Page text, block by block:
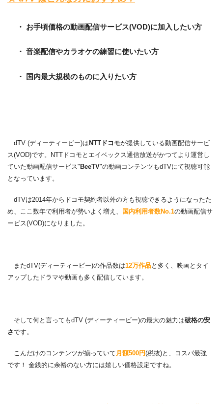
・ お手頃価格の動画配信サービス(VOD)に加入したい方
・ 音楽配信やカラオケの練習に使いたい方
・ 国内最大規模のものに入りたい方
dTV (ディーティービー)はNTTドコモが提供している動画配信サービ
ス(VOD)です。NTTドコモとエイベックス通信放送がかつてより運営し
ていた動画配信サービス"BeeTV"の動画コンテンツもdTVにて視聴可能
となっています。
dTVは2014年からドコモ契約者以外の方も視聴できるようになったた
め、ここ数年で利用者が勢いよく増え、
国内利用者数No.1の動画配信サ
ービス(VOD)になりました。
またdTV(ディーティービー)の作品数は12万作品と多く、映画とタイ
アップしたドラマや動画も多く配信しています。
そして何と言ってもdTV (ディーティービー)の最大の魅力は破格の安
さです。
こんだけのコンテンツが揃っていて 月額500円(税抜)と、コスパ最強
です！ 金銭的に余裕のない方には嬉しい価格設定ですね。